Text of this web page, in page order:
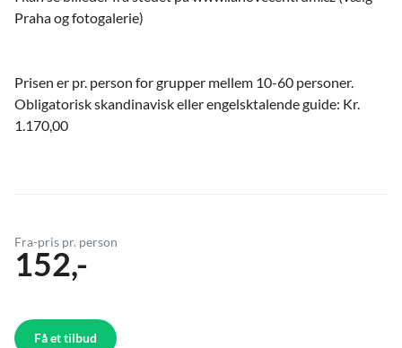
Praha og fotogalerie)
Prisen er pr. person for grupper mellem 10-60 personer.
Obligatorisk skandinavisk eller engelsktalende guide: Kr.
1.170,00
Fra-pris pr. person
152,-
Få et tilbud